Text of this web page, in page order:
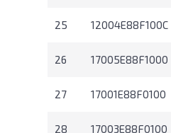
25 12004E88F100C
26 17005E88F1000
27 17001E88F0100
28 17003E88F0100